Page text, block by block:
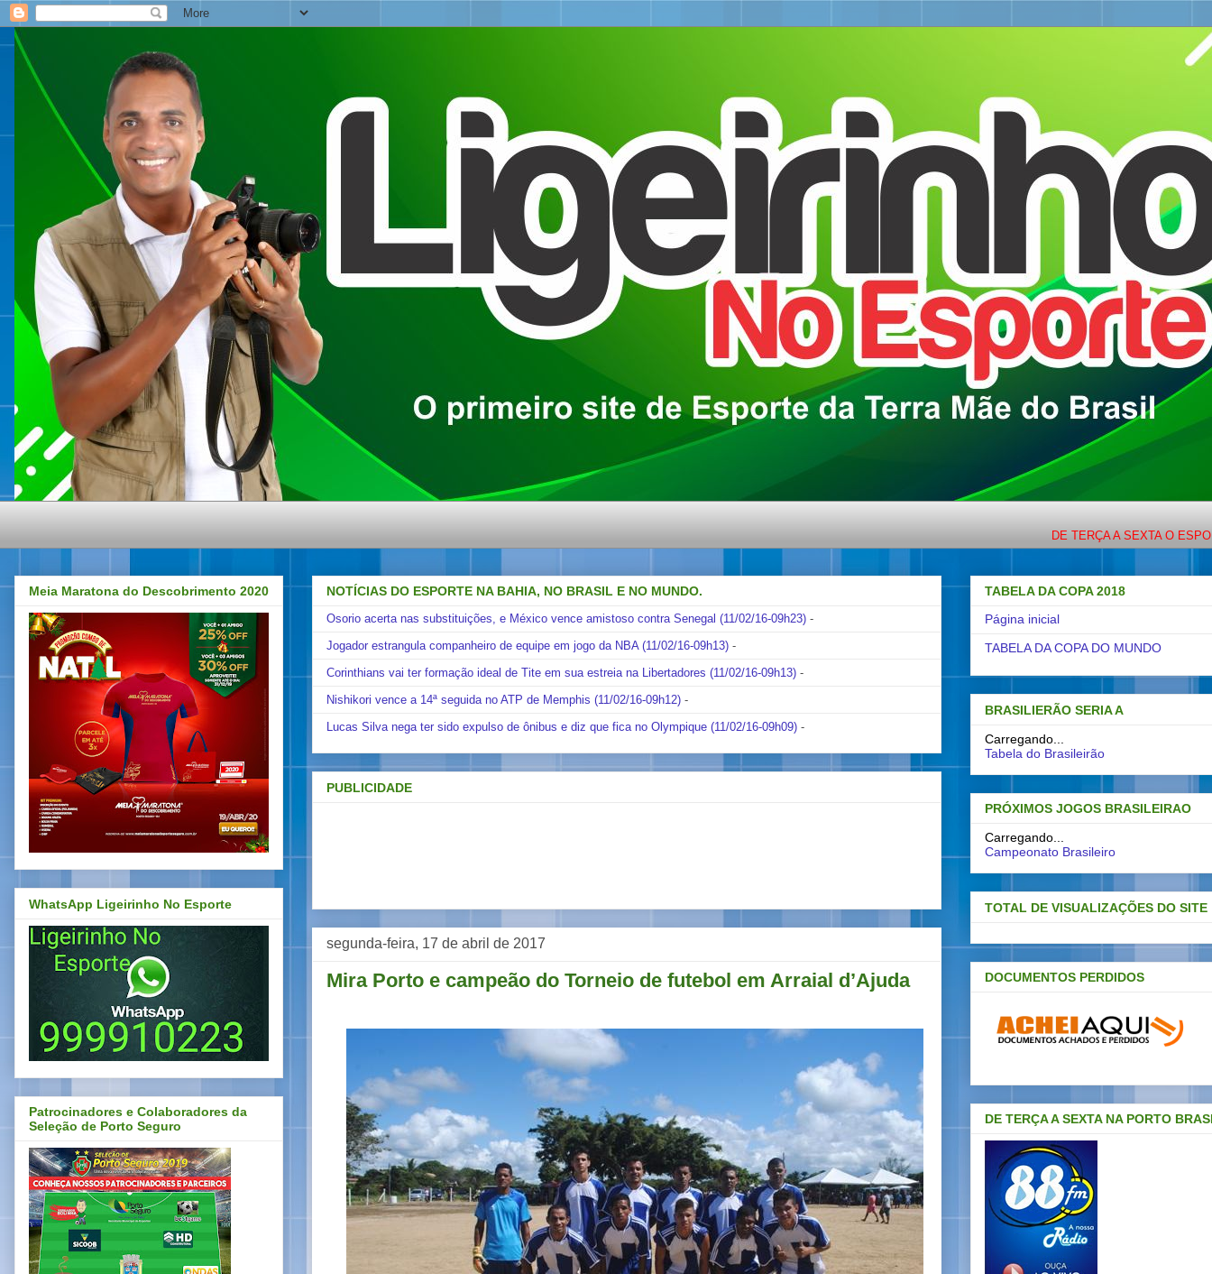
DE TERÇA A SEXTA O ESPORTE COM
NOTÍCIAS DO ESPORTE NA BAHIA, NO BRASIL E NO MUNDO.
Osorio acerta nas substituições, e México vence amistoso contra Senegal (11/02/16-09h23) -
Jogador estrangula companheiro de equipe em jogo da NBA (11/02/16-09h13) -
Corinthians vai ter formação ideal de Tite em sua estreia na Libertadores (11/02/16-09h13) -
Nishikori vence a 14ª seguida no ATP de Memphis (11/02/16-09h12) -
Lucas Silva nega ter sido expulso de ônibus e diz que fica no Olympique (11/02/16-09h09) -
PUBLICIDADE
segunda-feira, 17 de abril de 2017
Mira Porto e campeão do Torneio de futebol em Arraial d’Ajuda
Meia Maratona do Descobrimento 2020
WhatsApp Ligeirinho No Esporte
Patrocinadores e Colaboradores da
Seleção de Porto Seguro
TABELA DA COPA 2018
Página inicial
TABELA DA COPA DO MUNDO
BRASILIERÃO SERIA A
Carregando...
Tabela do Brasileirão
PRÓXIMOS JOGOS BRASILEIRAO
Carregando...
Campeonato Brasileiro
TOTAL DE VISUALIZAÇÕES DO SITE
DOCUMENTOS PERDIDOS
DE TERÇA A SEXTA NA PORTO